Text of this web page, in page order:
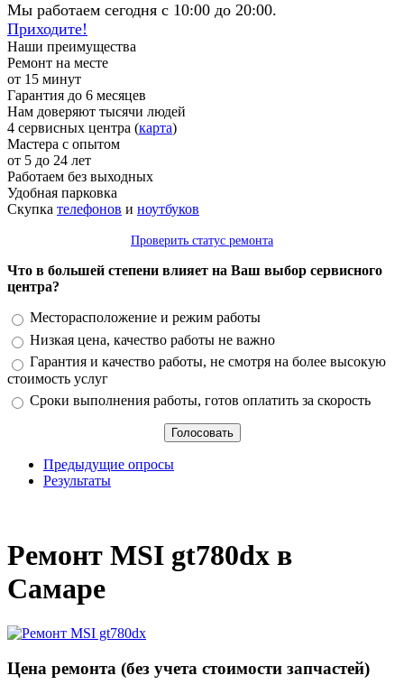
Мы работаем сегодня с 10:00 до 20:00.
Приходите!
Наши преимущества
Ремонт на месте
от 15 минут
Гарантия до 6 месяцев
Нам доверяют тысячи людей
4 сервисных центра (карта)
Мастера с опытом
от 5 до 24 лет
Работаем без выходных
Удобная парковка
Скупка телефонов и ноутбуков
Проверить статус ремонта
Что в большей степени влияет на Ваш выбор сервисного
центра?
Варианты
Месторасположение и режим работы
Низкая цена, качество работы не важно
Гарантия и качество работы, не смотря на более высокую
стоимость услуг
Сроки выполнения работы, готов оплатить за скорость
Предыдущие опросы
Результаты
Ремонт MSI gt780dx в
Самаре
Цена ремонта (без учета стоимости запчастей)